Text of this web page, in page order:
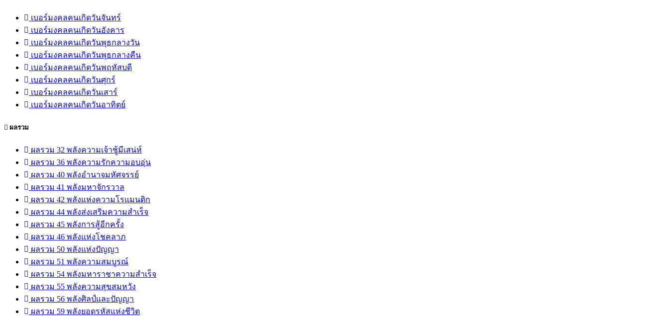
เบอร์มงคลคนเกิดวันจันทร์
เบอร์มงคลคนเกิดวันอังคาร
เบอร์มงคลคนเกิดวันพุธกลางวัน
เบอร์มงคลคนเกิดวันพุธกลางคืน
เบอร์มงคลคนเกิดวันพฤหัสบดี
เบอร์มงคลคนเกิดวันศุกร์
เบอร์มงคลคนเกิดวันเสาร์
เบอร์มงคลคนเกิดวันอาทิตย์
ผลรวม
ผลรวม 32 พลังความเจ้าชู้มีเสน่ห์
ผลรวม 36 พลังความรักความอบอุ่น
ผลรวม 40 พลังอำนาจมหัศจรรย์
ผลรวม 41 พลังมหาจักรวาล
ผลรวม 42 พลังแห่งความโรแมนติก
ผลรวม 44 พลังส่งเสริมความสำเร็จ
ผลรวม 45 พลังการสู้อีกครั้ง
ผลรวม 46 พลังแห่งโชคลาภ
ผลรวม 50 พลังแห่งปัญญา
ผลรวม 51 พลังความสมบูรณ์
ผลรวม 54 พลังมหาราชาความสำเร็จ
ผลรวม 55 พลังความสุขสมหวัง
ผลรวม 56 พลังศิลป์และปัญญา
ผลรวม 59 พลังยอดรหัสแห่งชีวิต